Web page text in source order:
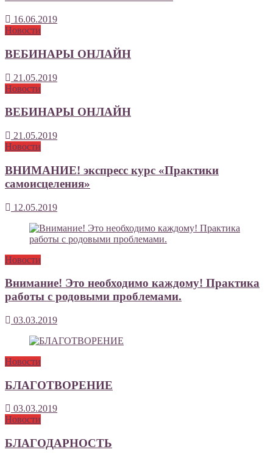
16.06.2019
Новости
ВЕБИНАРЫ ОНЛАЙН
21.05.2019
Новости
ВЕБИНАРЫ ОНЛАЙН
21.05.2019
Новости
ВНИМАНИЕ! экспресс курс «Практики
самоисцеления»
12.05.2019
Новости
Внимание! Это необходимо каждому! Практика
работы с родовыми проблемами.
03.03.2019
Новости
БЛАГОТВОРЕНИЕ
03.03.2019
Новости
БЛАГОДАРНОСТЬ